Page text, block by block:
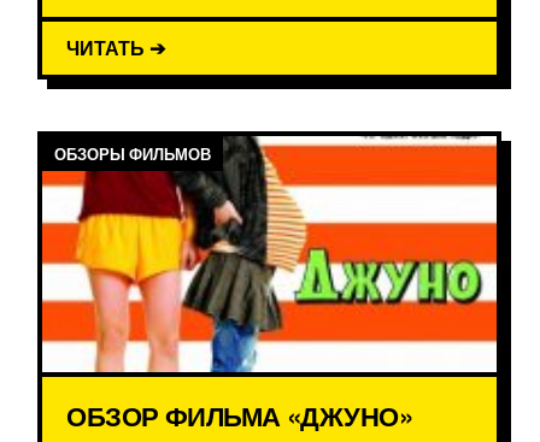
ЧИТАТЬ ➔
ОБЗОРЫ ФИЛЬМОВ
ОБЗОР ФИЛЬМА «ДЖУНО»